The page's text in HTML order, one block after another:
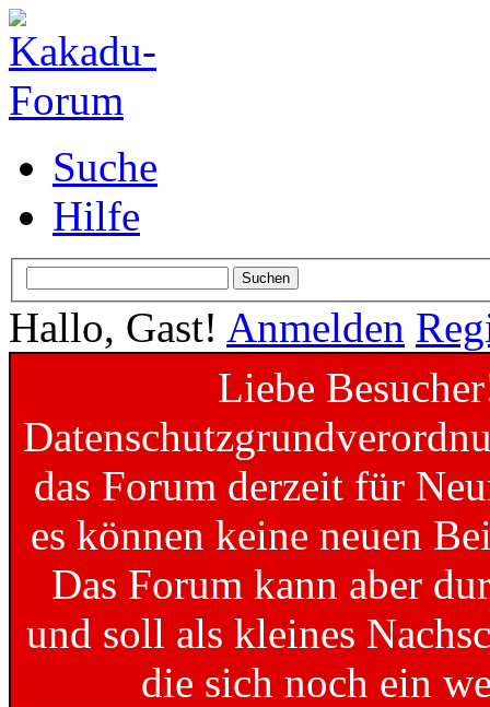
Suche
Hilfe
Hallo, Gast! Anmelden
Liebe
das Forum derzeit für
es können keine neuen
Das Forum kann aber
und soll als kleines
die sich noch ein